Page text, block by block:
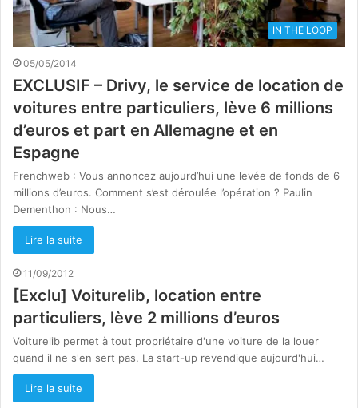
IN THE LOOP
05/05/2014
EXCLUSIF – Drivy, le service de location de
voitures entre particuliers, lève 6 millions
d’euros et part en Allemagne et en
Espagne
Frenchweb : Vous annoncez aujourd’hui une levée de fonds de 6
millions d’euros. Comment s’est déroulée l’opération ? Paulin
Dementhon : Nous…
Lire la suite
11/09/2012
[Exclu] Voiturelib, location entre
particuliers, lève 2 millions d’euros
Voiturelib permet à tout propriétaire d'une voiture de la louer
quand il ne s'en sert pas. La start-up revendique aujourd'hui…
Lire la suite